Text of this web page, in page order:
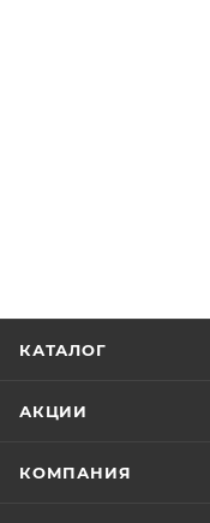
КАТАЛОГ
АКЦИИ
КОМПАНИЯ